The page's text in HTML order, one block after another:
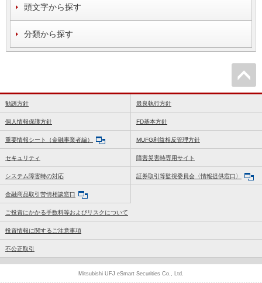
頭文字から探す
分類から探す
勧誘方針 最良執行方針
個人情報保護方針 FD基本方針
重要情報シート（金融事業者編） MUFG利益相反管理方針
セキュリティ 障害災害時専用サイト
システム障害時の対応 証券取引等監視委員会〈情報提供窓口〉
金融商品取引苦情相談窓口
ご投資にかかる手数料等およびリスクについて
投資情報に関するご注意事項
不公正取引
Mitsubishi UFJ eSmart Securities Co., Ltd.